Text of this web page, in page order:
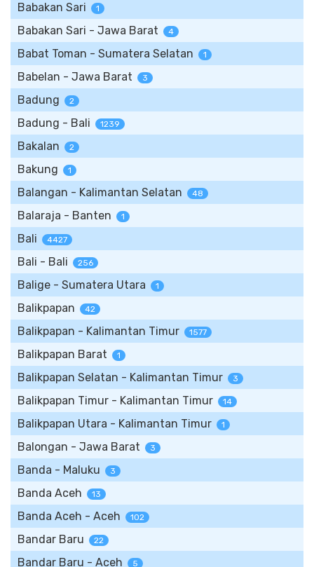
Babakan Sari 1
Babakan Sari - Jawa Barat 4
Babat Toman - Sumatera Selatan 1
Babelan - Jawa Barat 3
Badung 2
Badung - Bali 1239
Bakalan 2
Bakung 1
Balangan - Kalimantan Selatan 48
Balaraja - Banten 1
Bali 4427
Bali - Bali 256
Balige - Sumatera Utara 1
Balikpapan 42
Balikpapan - Kalimantan Timur 1577
Balikpapan Barat 1
Balikpapan Selatan - Kalimantan Timur 3
Balikpapan Timur - Kalimantan Timur 14
Balikpapan Utara - Kalimantan Timur 1
Balongan - Jawa Barat 3
Banda - Maluku 3
Banda Aceh 13
Banda Aceh - Aceh 102
Bandar Baru 22
Bandar Baru - Aceh 5